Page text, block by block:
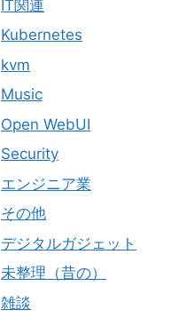
IT関連
Kubernetes
kvm
Music
Open WebUI
Security
エンジニア業
その他
デジタルガジェット
未整理（昔の）
雑談